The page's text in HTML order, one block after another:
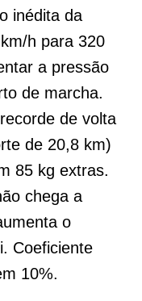
inédita da
h para 320
a pressão
de marcha.
de volta
de 20,8 km)
85 kg extras.
chega a
o
Coeficiente
10%.